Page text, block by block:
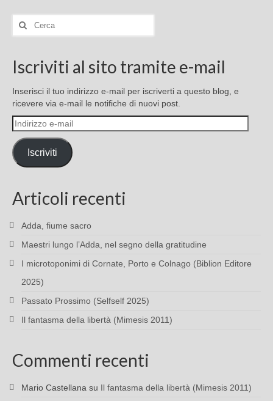
Cerca:
Iscriviti al sito tramite e-mail
Inserisci il tuo indirizzo e-mail per iscriverti a questo blog, e
ricevere via e-mail le notifiche di nuovi post.
Indirizzo
e-
mail
Iscriviti
Articoli recenti
Adda, fiume sacro
Maestri lungo l’Adda, nel segno della gratitudine
I microtoponimi di Cornate, Porto e Colnago (Biblion Editore
2025)
Passato Prossimo (Selfself 2025)
Il fantasma della libertà (Mimesis 2011)
Commenti recenti
Mario Castellana su Il fantasma della libertà (Mimesis 2011)